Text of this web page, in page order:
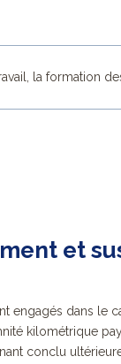
la formation
et
engagés dans le
kilométrique
conclu